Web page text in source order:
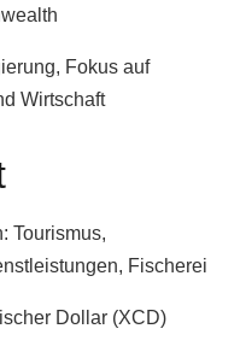
Fokus auf
Wirtschaft
Tourismus,
Fischerei
Dollar (XCD)